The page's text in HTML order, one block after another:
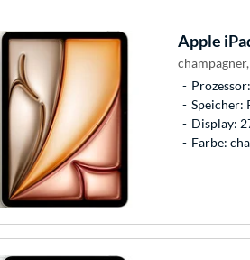
Apple
Speicher:
Display:
Farbe: